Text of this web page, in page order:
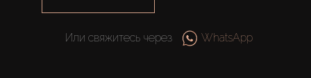
About Us
Или свяжитесь через WhatsApp